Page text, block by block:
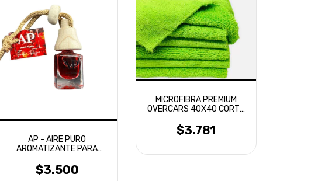
AP - AIRE PURO
AROMATIZANTE PARA
$3.500
MICROFIBRA PREMIUM
OVERCARS 40X40 CORTE
$3.781